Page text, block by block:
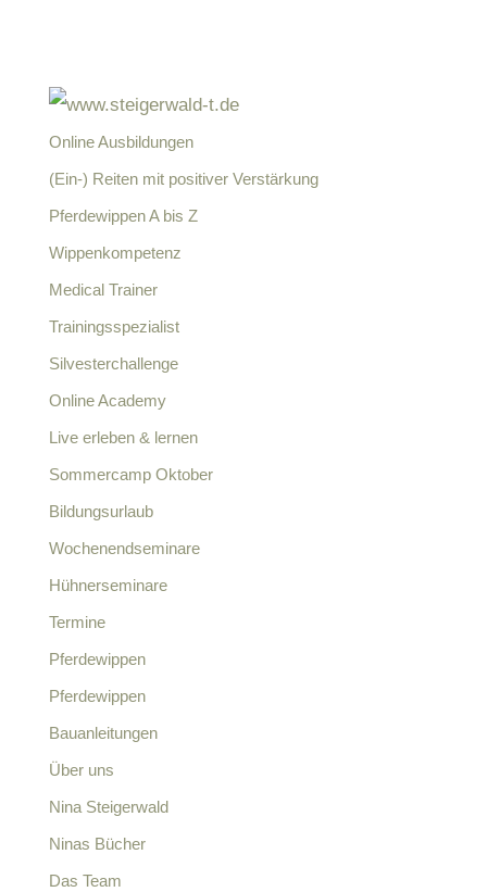
Online Ausbildungen
(Ein-) Reiten mit positiver Verstärkung
Pferdewippen A bis Z
Wippenkompetenz
Medical Trainer
Trainingsspezialist
Silvesterchallenge
Online Academy
Live erleben & lernen
Sommercamp Oktober
Bildungsurlaub
Wochenendseminare
Hühnerseminare
Termine
Pferdewippen
Pferdewippen
Bauanleitungen
Über uns
Nina Steigerwald
Ninas Bücher
Das Team